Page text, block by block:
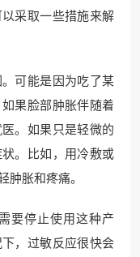
采取一些措施来解
可能是因为吃了某
果脸部肿胀伴随着
。如果只是轻微的
。比如，用冷敷或
肿胀和疼痛。
要停止使用这种产
，过敏反应很快会